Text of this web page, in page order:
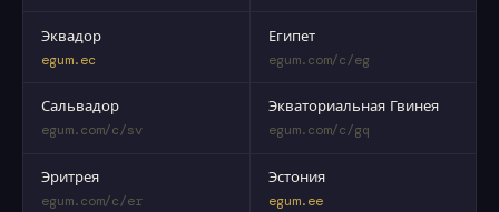
Эквадор
egum.ec
Египет
egum.com/c/eg
Сальвадор
egum.com/c/sv
Экваториальная Гвинея
egum.com/c/gq
Эритрея
egum.com/c/er
Эстония
egum.ee